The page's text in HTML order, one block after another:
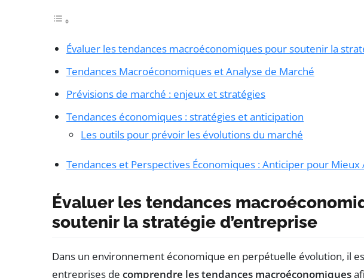
Évaluer les tendances macroéconomiques pour soutenir la
Tendances Macroéconomiques et Analyse de Marché
Prévisions de marché : enjeux et stratégies
Tendances économiques : stratégies et anticipation
Les outils pour prévoir les évolutions du marché
Tendances et Perspectives Économiques : Anticiper pour Mieux
Évaluer les tendances
soutenir la stratégie d’entreprise
Dans un environnement économique en perpétuelle évolution, il
entreprises de comprendre les tendances macroéconomiques